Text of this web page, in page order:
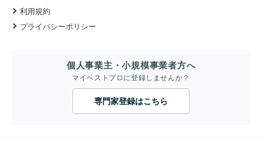
利用規約
プライバシーポリシー
個人事業主・小規模事業者方へ
マイベストプロに登録しませんか？
専門家登録はこちら